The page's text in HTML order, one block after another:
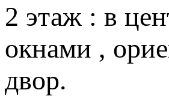
2 этаж : в
окнами ,
двор.